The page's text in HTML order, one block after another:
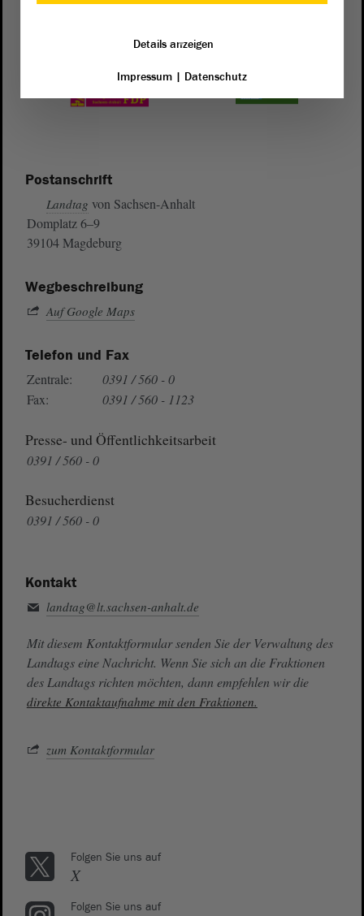
Postanschrift
Landtag von Sachsen-Anhalt
Domplatz 6–9
39104 Magdeburg
Wegbeschreibung
Auf Google Maps
Telefon und Fax
Zentrale:
0391 / 560 - 0
Fax:
0391 / 560 - 1123
Presse- und Öffentlichkeitsarbeit
0391 / 560 - 0
Besucherdienst
0391 / 560 - 0
Kontakt
landtag@lt.sachsen-anhalt.de
Mit diesem Kontaktformular senden Sie der Verwaltung des
Landtags eine Nachricht. Wenn Sie sich an die Fraktionen
des Landtags richten möchten, dann empfehlen wir die
direkte Kontaktaufnahme mit den Fraktionen.
zum Kontaktformular
Folgen Sie uns auf
X
Folgen Sie uns auf
Details anzeigen
Impressum| Datenschutz